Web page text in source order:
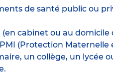
de santé public ou
cabinet ou au domicile
(Protection
un collège, un lycée